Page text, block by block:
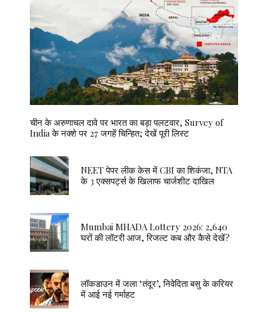
चीन के अरुणाचल दावे पर भारत का बड़ा पलटवार, Survey of
India के नक्शे पर 27 जगहें चिन्हित; देखें पूरी लिस्ट
NEET पेपर लीक केस में CBI का शिकंजा, NTA
के 3 एक्सपर्ट्स के खिलाफ चार्जशीट दाखिल
Mumbai MHADA Lottery 2026: 2,640
घरों की लॉटरी आज, रिजल्ट कब और कैसे देखें?
लॉकडाउन में जला ‘तंदूर’, निवेदिता बसु के करियर
में आई नई गर्माहट